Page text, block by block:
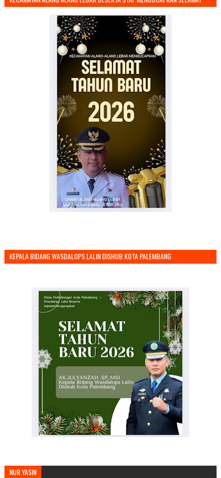
KEPALA BIDANG WASDALOPS LALIN DISHUB KOTA PALEMBANG
NUR YASIN